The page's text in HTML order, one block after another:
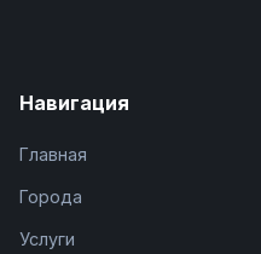
Навигация
Главная
Города
Услуги